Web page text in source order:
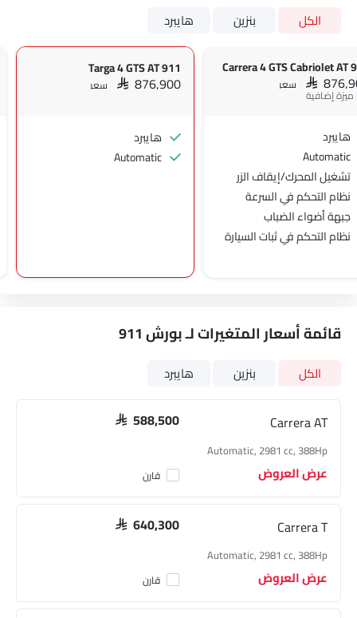
الكل بنزين هايبرد
911
SAR سعر
هايبرد
Automatic
تشغيل المحرك/إيقاف الزر
نظام التحكم في السرعة
جبهة أضواء الضباب
نظام التحكم في ثبات السيارة
911 Targa 4 GTS AT
SAR 876,900 سعر
هايبرد
Automatic
قائمة أسعار المتغيرات لـ بورش 911
الكل بنزين هايبرد
Carrera AT
SAR 588,500
Automatic, 2981 cc, 388Hp
عرض العروض قارن
Carrera T
SAR 640,300
Automatic, 2981 cc, 388Hp
عرض العروض قارن